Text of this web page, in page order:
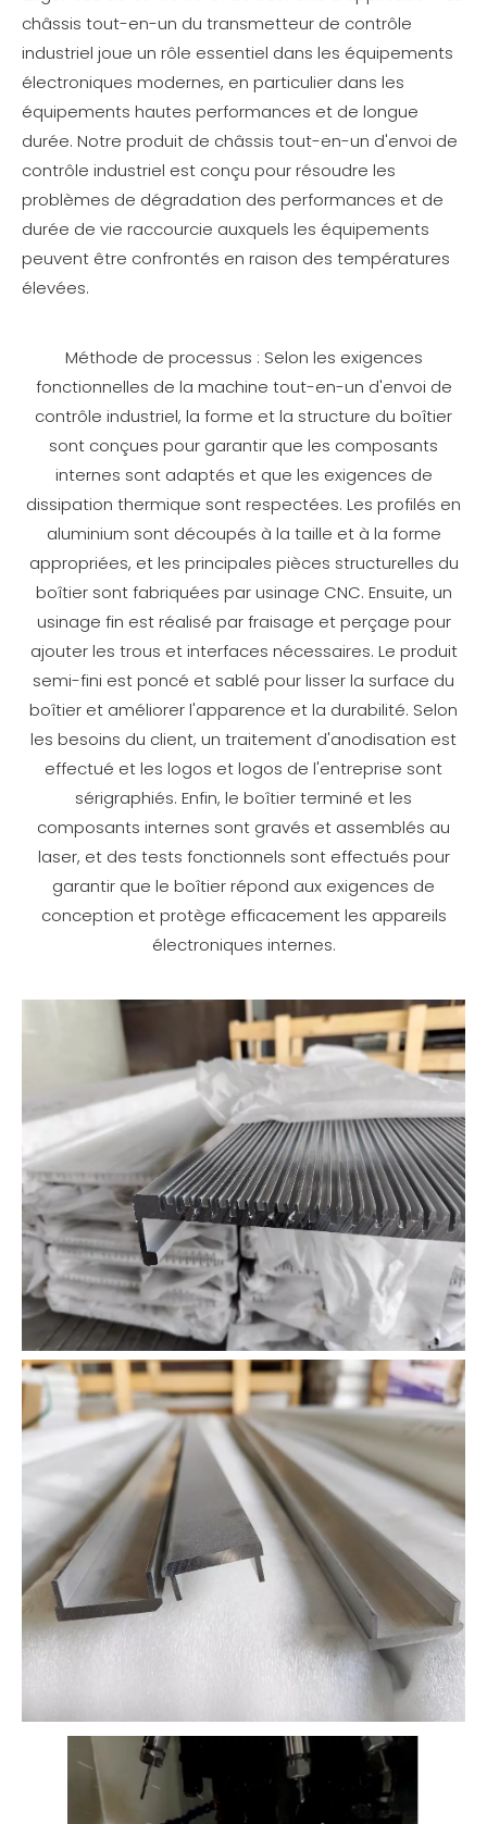
châssis tout-en-un du transmetteur de contrôle
industriel joue un rôle essentiel dans les équipements
électroniques modernes, en particulier dans les
équipements hautes performances et de longue
durée. Notre produit de châssis tout-en-un d'envoi de
contrôle industriel est conçu pour résoudre les
problèmes de dégradation des performances et de
durée de vie raccourcie auxquels les équipements
peuvent être confrontés en raison des températures
élevées.
Méthode de processus : Selon les exigences
fonctionnelles de la machine tout-en-un d'envoi de
contrôle industriel, la forme et la structure du boîtier
sont conçues pour garantir que les composants
internes sont adaptés et que les exigences de
dissipation thermique sont respectées. Les profilés en
aluminium sont découpés à la taille et à la forme
appropriées, et les principales pièces structurelles du
boîtier sont fabriquées par usinage CNC. Ensuite, un
usinage fin est réalisé par fraisage et perçage pour
ajouter les trous et interfaces nécessaires. Le produit
semi-fini est poncé et sablé pour lisser la surface du
boîtier et améliorer l'apparence et la durabilité. Selon
les besoins du client, un traitement d'anodisation est
effectué et les logos et logos de l'entreprise sont
sérigraphiés. Enfin, le boîtier terminé et les
composants internes sont gravés et assemblés au
laser, et des tests fonctionnels sont effectués pour
garantir que le boîtier répond aux exigences de
conception et protège efficacement les appareils
électroniques internes.